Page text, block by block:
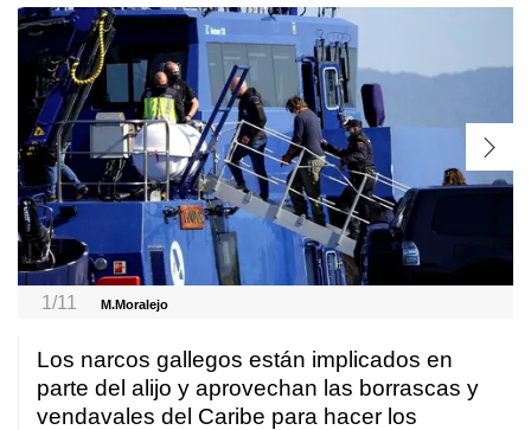
1/11 M.Moralejo
Los narcos gallegos están implicados en
parte del alijo y aprovechan las borrascas y
vendavales del Caribe para hacer los